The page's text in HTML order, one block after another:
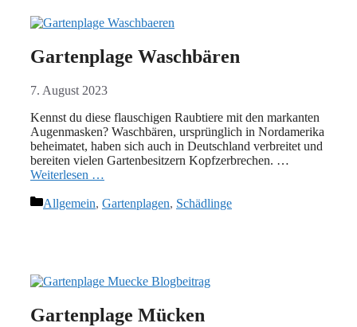
Gartenplage Waschbären
7. August 2023
Kennst du diese flauschigen Raubtiere mit den markanten
Augenmasken? Waschbären, ursprünglich in Nordamerika
beheimatet, haben sich auch in Deutschland verbreitet und
bereiten vielen Gartenbesitzern Kopfzerbrechen. …
Weiterlesen …
Kategorien
Allgemein, Gartenplagen, Schädlinge
Gartenplage Mücken